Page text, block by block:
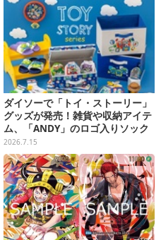
ダイソーで「トイ・ストーリー」
グッズが発売！雑貨や収納アイテ
ム、「ANDY」のロゴ入りソック
スは文字から彼の成長を感じられ
るデザイン
2026.7.15